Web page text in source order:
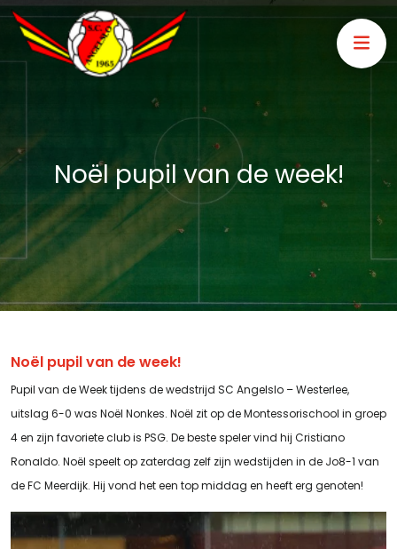
Noël pupil van de week!
Noël pupil van de week!
Pupil van de Week tijdens de wedstrijd SC Angelslo – Westerlee,
uitslag 6-0 was Noël Nonkes. Noël zit op de Montessorischool in groep
4 en zijn favoriete club is PSG. De beste speler vind hij Cristiano
Ronaldo. Noël speelt op zaterdag zelf zijn wedstijden in de Jo8-1 van
de FC Meerdijk. Hij vond het een top middag en heeft erg genoten!